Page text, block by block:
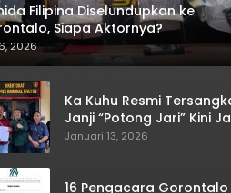
Filipina Diselundupkan ke
Siapa Aktornya?
2026
Ka Kuhu Resmi
Janji “Potong Jari” Kini
Bumerang
Januari 13, 2026
16 Pengacara Gorontalo